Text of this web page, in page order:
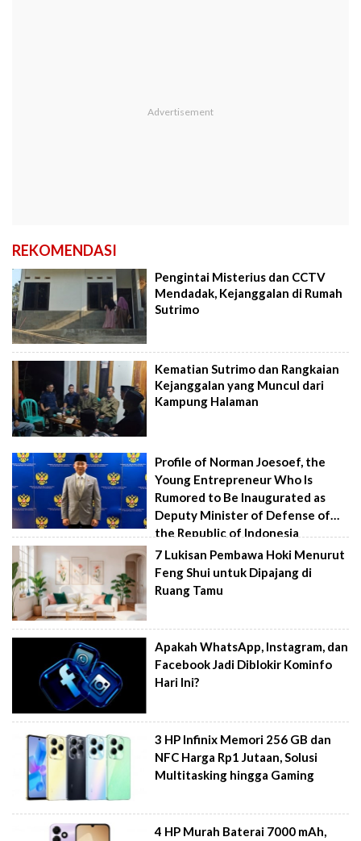
REKOMENDASI
Pengintai Misterius dan CCTV
Mendadak, Kejanggalan di Rumah
Sutrimo
Kematian Sutrimo dan Rangkaian
Kejanggalan yang Muncul dari
Kampung Halaman
Profile of Norman Joesoef, the
Young Entrepreneur Who Is
Rumored to Be Inaugurated as
Deputy Minister of Defense of
the Republic of Indonesia
7 Lukisan Pembawa Hoki Menurut
Feng Shui untuk Dipajang di
Ruang Tamu
Apakah WhatsApp, Instagram, dan
Facebook Jadi Diblokir Kominfo
Hari Ini?
3 HP Infinix Memori 256 GB dan
NFC Harga Rp1 Jutaan, Solusi
Multitasking hingga Gaming
4 HP Murah Baterai 7000 mAh,